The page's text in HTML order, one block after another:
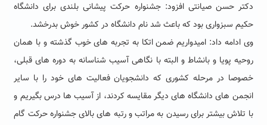
دکتر حسن صیانتی افزود: جشنواره حرکت پیشانی بلندی برای دانشگاه
حکیم سبزواری بود که باعث شد نام دانشگاه در کشور خوش بدرخشد.
وی ادامه داد: امیدواریم ضمن اتکا به تجربه های خوب گذشته و با همان
روحیه پویا و بانشاط و البته با نگاهی آسیب شناسانه به دوره های قبلی،
خصوصا در مرحله کشوری که دانشجویان فعالیت های خود را با سایر
انجمن های دانشگاه های دیگر مقایسه کردند، از آسیب ها درس بگیریم و
با تلاش بیشتر برای رسیدن به مراتب و رتبه های بالای جشنواره حرکت گام